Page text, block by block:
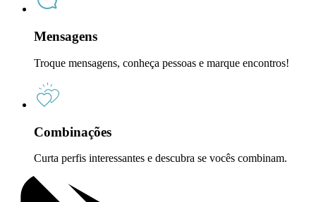
Mensagens
Troque mensagens, conheça pessoas e marque encontros!
Combinações
Curta perfis interessantes e descubra se vocês combinam.